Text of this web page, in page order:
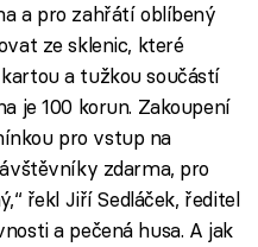
a pro zahřátí oblíbený
ze sklenic, které
a tužkou součástí
je 100 korun. Zakoupení
pro vstup na
zdarma, pro
řekl Jiří Sedláček, ředitel
a pečená husa. A jak